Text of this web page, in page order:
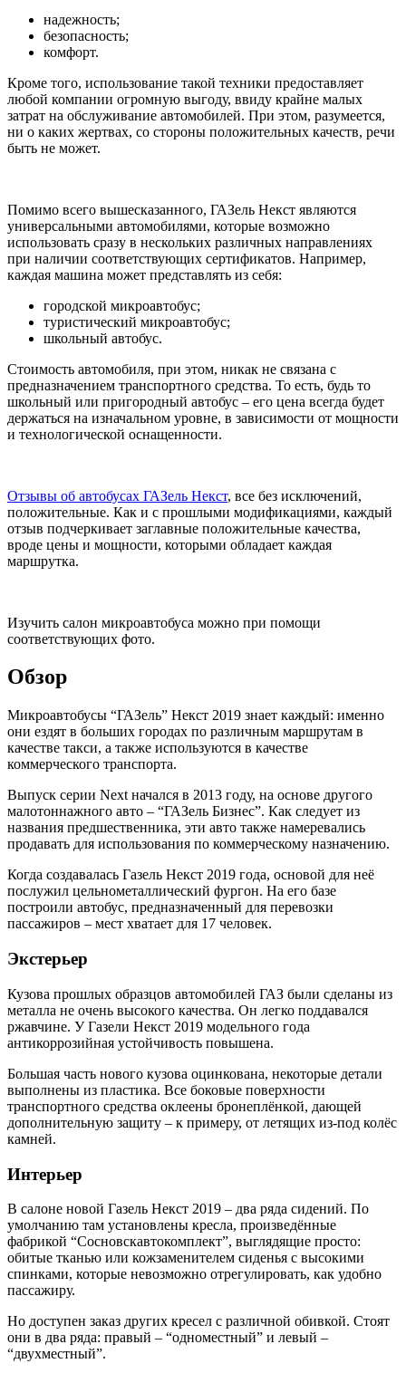
надежность;
безопасность;
комфорт.
Кроме того, использование такой техники предоставляет
любой компании огромную выгоду, ввиду крайне малых
затрат на обслуживание автомобилей. При этом, разумеется,
ни о каких жертвах, со стороны положительных качеств, речи
быть не может.
Помимо всего вышесказанного, ГАЗель Некст являются
универсальными автомобилями, которые возможно
использовать сразу в нескольких различных направлениях
при наличии соответствующих сертификатов. Например,
каждая машина может представлять из себя:
городской микроавтобус;
туристический микроавтобус;
школьный автобус.
Стоимость автомобиля, при этом, никак не связана с
предназначением транспортного средства. То есть, будь то
школьный или пригородный автобус – его цена всегда будет
держаться на изначальном уровне, в зависимости от мощности
и технологической оснащенности.
Отзывы об автобусах ГАЗель Некст, все без исключений,
положительные. Как и с прошлыми модификациями, каждый
отзыв подчеркивает заглавные положительные качества,
вроде цены и мощности, которыми обладает каждая
маршрутка.
Изучить салон микроавтобуса можно при помощи
соответствующих фото.
Обзор
Микроавтобусы “ГАЗель” Некст 2019 знает каждый: именно
они ездят в больших городах по различным маршрутам в
качестве такси, а также используются в качестве
коммерческого транспорта.
Выпуск серии Next начался в 2013 году, на основе другого
малотоннажного авто – “ГАЗель Бизнес”. Как следует из
названия предшественника, эти авто также намеревались
продавать для использования по коммерческому назначению.
Когда создавалась Газель Некст 2019 года, основой для неё
послужил цельнометаллический фургон. На его базе
построили автобус, предназначенный для перевозки
пассажиров – мест хватает для 17 человек.
Экстерьер
Кузова прошлых образцов автомобилей ГАЗ были сделаны из
металла не очень высокого качества. Он легко поддавался
ржавчине. У Газели Некст 2019 модельного года
антикоррозийная устойчивость повышена.
Большая часть нового кузова оцинкована, некоторые детали
выполнены из пластика. Все боковые поверхности
транспортного средства оклеены бронеплёнкой, дающей
дополнительную защиту – к примеру, от летящих из-под колёс
камней.
Интерьер
В салоне новой Газель Некст 2019 – два ряда сидений. По
умолчанию там установлены кресла, произведённые
фабрикой “Сосновскавтокомплект”, выглядящие просто:
обитые тканью или кожзаменителем сиденья с высокими
спинками, которые невозможно отрегулировать, как удобно
пассажиру.
Но доступен заказ других кресел с различной обивкой. Стоят
они в два ряда: правый – “одноместный” и левый –
“двухместный”.